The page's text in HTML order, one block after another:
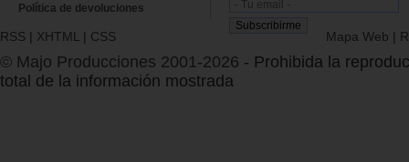
Política de devoluciones
RSS | XHTML | CSS Mapa Web |
© Majo Producciones 2001-2026 - Prohibida la
total de la información mostrada